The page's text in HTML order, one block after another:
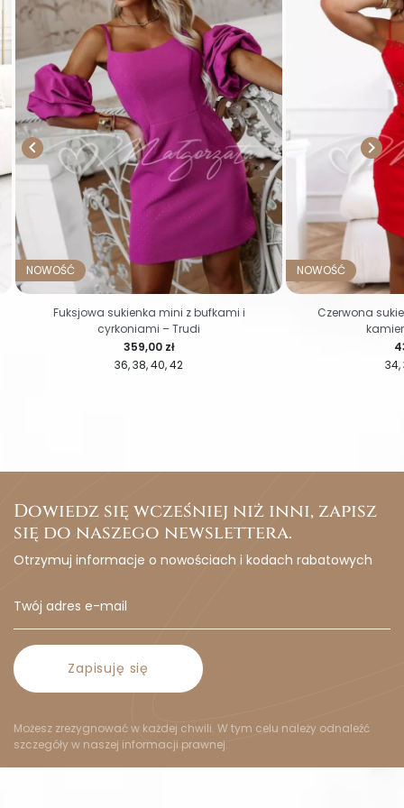

NOWOŚĆ
36 38 40 42
Cena
359,00 zł
Fuksjowa sukienka mini z bufkami i
cyrkoniami – Trudi
NOWOŚĆ
34
Czerwona

Dowiedz się wcześniej niż inni, zapisz
się do naszego newslettera.
Otrzymuj informacje o nowościach i kodach rabatowych
Zapisuję się
Możesz zrezygnować w każdej chwili. W tym celu należy odnaleźć
szczegóły w naszej informacji prawnej.